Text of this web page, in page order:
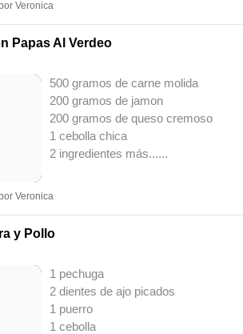
Veronica
Papas Al Verdeo
500 gramos de carne molida
200 gramos de jamon
200 gramos de queso cremoso
1 cebolla chica
2 ingredientes más......
Veronica
y Pollo
1 pechuga
2 dientes de ajo picados
1 puerro
1 cebolla